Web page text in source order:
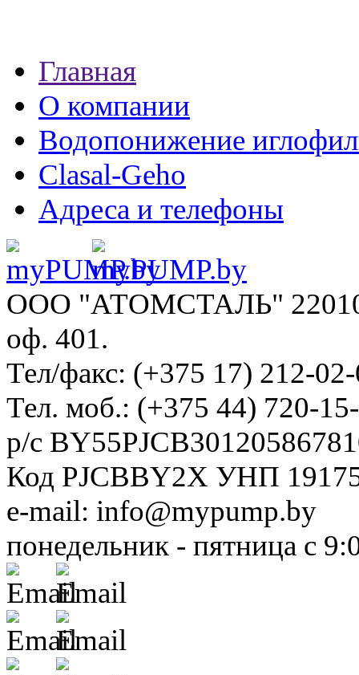
Главная
О компании
Водопонижение
Clasal-Geho
Адреса и телефоны
ООО "АТОМСТАЛЬ"
оф. 401.
Тел/факс: (+375 17) 212-
Тел. моб.: (+375 44) 720-
р/с
Код PJCBBY2X УНП
e-mail: info@mypump.by
понедельник - пятница с